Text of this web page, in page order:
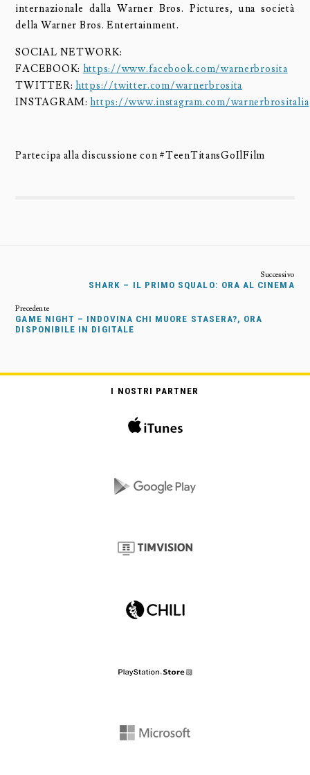
internazionale dalla Warner Bros. Pictures, una società
della Warner Bros. Entertainment.
SOCIAL NETWORK:
FACEBOOK: https://www.facebook.com/warnerbrosita
TWITTER:https://twitter.com/warnerbrosita
INSTAGRAM:https://www.instagram.com/warnerbrositalia
Partecipa alla discussione con #TeenTitansGoIlFilm
SHARK – IL PRIMO SQUALO: ORA AL CINEMA
GAME NIGHT – INDOVINA CHI MUORE STASERA?, ORA
DISPONIBILE IN DIGITALE
I NOSTRI PARTNER